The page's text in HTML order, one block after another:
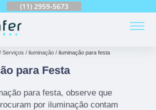
(11) 2959-5673
Serviços iluminação iluminação para festa
para Festa
para festa, observe que
por iluminação contam